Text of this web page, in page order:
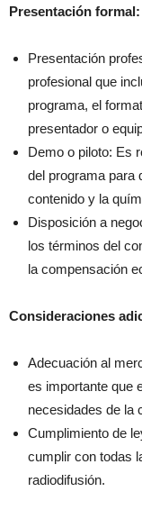
Presentación formal:
Presentación
profesional que
programa, el
presentador o
Demo o piloto: Es
del programa para
contenido y la
Disposición a
los términos del
la compensación
Consideraciones
Adecuación al
es importante que
necesidades de la
Cumplimiento de
cumplir con todas
radiodifusión.